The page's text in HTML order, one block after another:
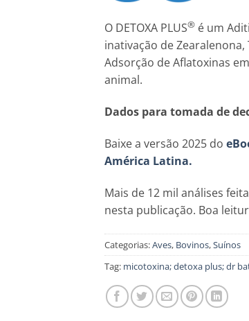
O DETOXA PLUS® é um
inativação de
Adsorção de Aflatoxinas
animal.
Dados para tomada de
Baixe a versão 2025 do
América Latina.
Mais de 12 mil análises
nesta publicação. Boa
Categorias:Aves, Bovinos,Suínos
Tag: micotoxina; detoxa plus; dr